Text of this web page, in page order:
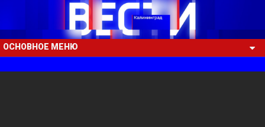
ОСНОВНОЕ МЕНЮ